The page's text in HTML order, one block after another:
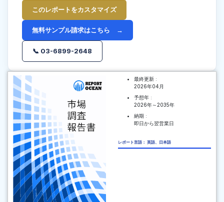
このレポートをカスタマイズ
無料サンプル請求はこちら →
📞 03-6899-2648
最終更新 :
2026年04月
予想年 :
2026年～2035年
納期 :
即日から翌営業日
レポート言語： 英語、日本語